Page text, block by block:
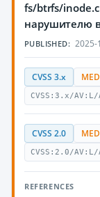
fs/btrfs/
нарушителю
PUBLISHED: 2025-
CVSS 3.x
CVSS:3.x/
CVSS 2.0
CVSS:2.0/
REFERENCES